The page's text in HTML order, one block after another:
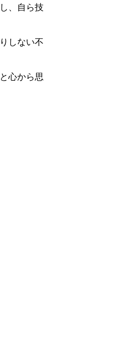
、自ら技
しない不
心から思